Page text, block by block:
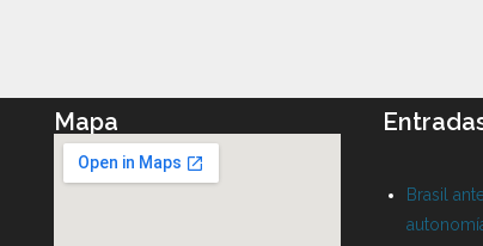
Mapa
Brasil